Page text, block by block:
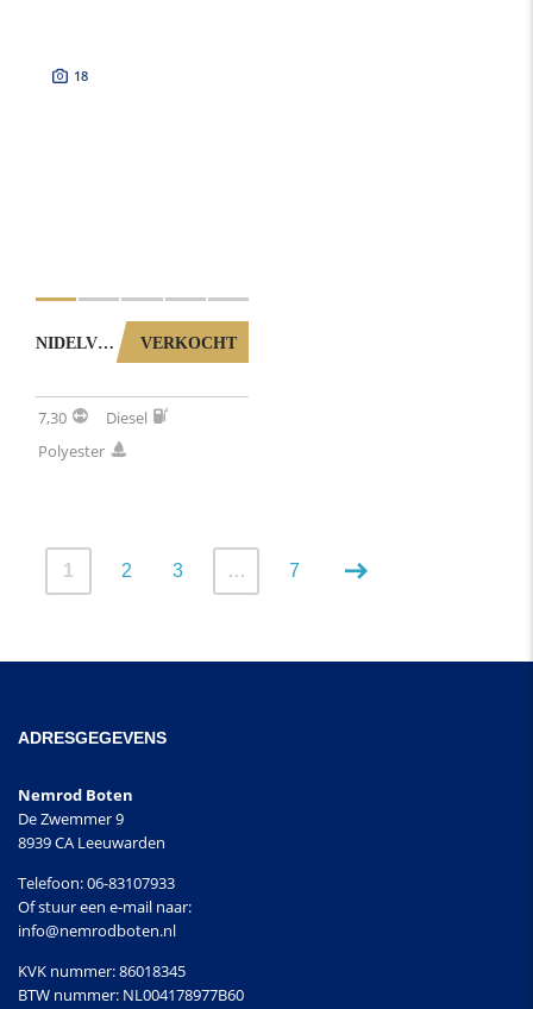
18
VERKOCHT
NIDELV 24 CLASSIC MET RONDZIT (NOORSE SPITSGATTER) 0012026
7,30
Diesel
Polyester
1 2 3 … 7
ADRESGEGEVENS
Nemrod Boten
De Zwemmer 9
8939 CA Leeuwarden
Telefoon: 06-83107933
Of stuur een e-mail naar:
info@nemrodboten.nl
KVK nummer: 86018345
BTW nummer: NL004178977B60